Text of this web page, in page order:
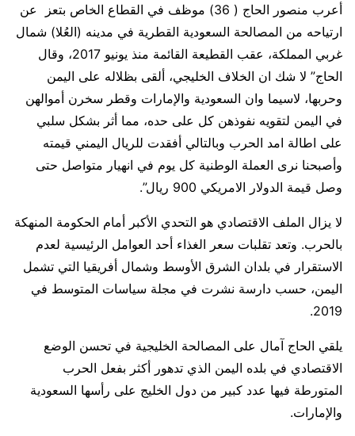
أعرب منصور الحاج ( 36) موظف في القطاع الخاص بتعز عن
ارتياحه من المصالحة السعودية القطرية في مدينه (العُلا) شمال
غربي المملكة، عقب القطيعة القائمة منذ يونيو 2017، وقال
الحاج” لا شك ان الخلاف الخليجي، ألقى بظلاله على اليمن
وحربها، لاسيما وان السعودية والإمارات وقطر سخرن أموالهن
في اليمن لتقويه نفوذهن كل على حده، مما أثر بشكل سلبي
على اطالة امد الحرب وبالتالي أفقدت للريال اليمني قيمته
وأصبحنا نرى العملة الوطنية كل يوم في انهيار متواصل حتى
وصل قيمة الدولار الامريكي 900 ريال”.
لا يزال الملف الاقتصادي هو التحدي الأكبر أمام الحكومة المنهكة
بالحرب. وتعد تقلبات سعر الغذاء أحد العوامل الرئيسية لعدم
الاستقرار في بلدان الشرق الأوسط وشمال أفريقيا التي تشمل
اليمن، حسب دارسة نشرت في مجلة سياسات المتوسط في
2019.
يلقي الحاج آمال على المصالحة الخليجية في تحسن الوضع
الاقتصادي في بلده اليمن الذي تدهور أكثر بفعل الحرب
المتورطة فيها عدد كبير من دول الخليج على رأسها السعودية
والإمارات.